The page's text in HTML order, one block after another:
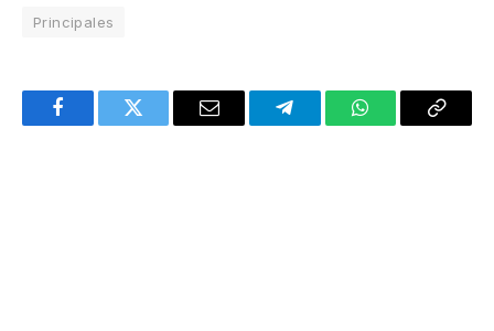
Principales
FacebookTwitter Email TelegramWhatsAppCopy